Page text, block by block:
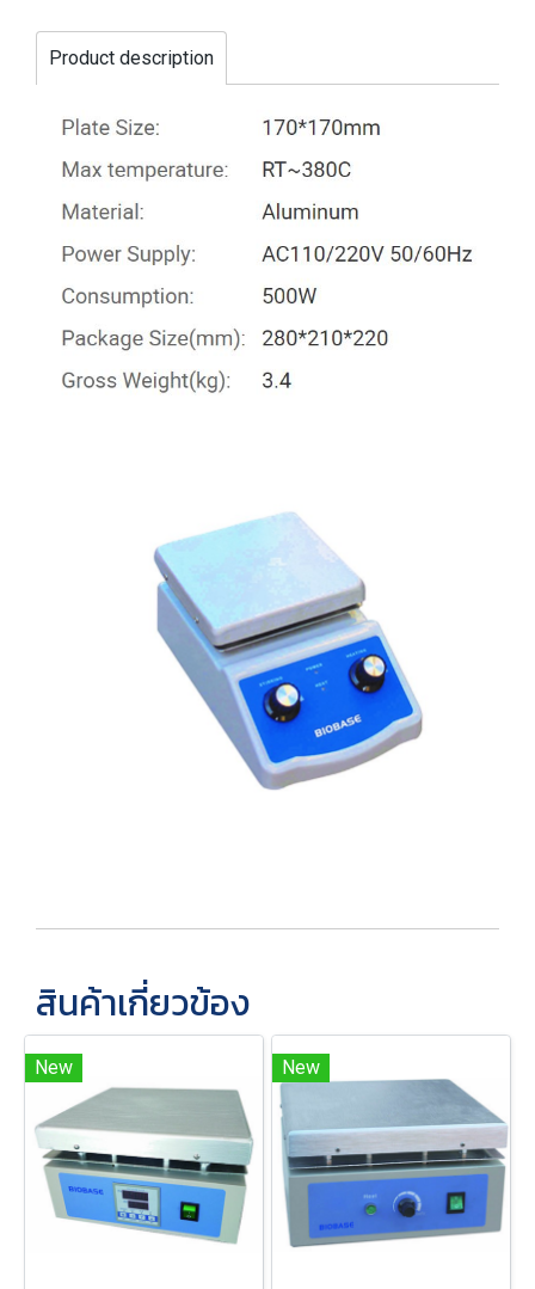
Product description
สินค้าเกี่ยวข้อง
New New